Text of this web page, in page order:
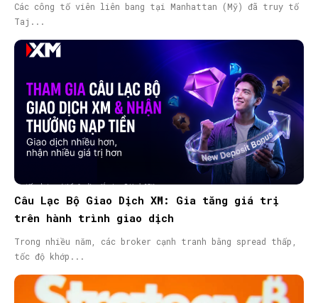
Các công tố viên liên bang tại Manhattan (Mỹ) đã truy tố
Taj...
Câu Lạc Bộ Giao Dịch XM: Gia tăng giá trị
trên hành trình giao dịch
Trong nhiều năm, các broker cạnh tranh bằng spread thấp,
tốc độ khớp...